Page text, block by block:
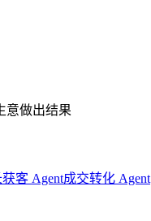
意做出结果
客 Agent成交转化 Agent